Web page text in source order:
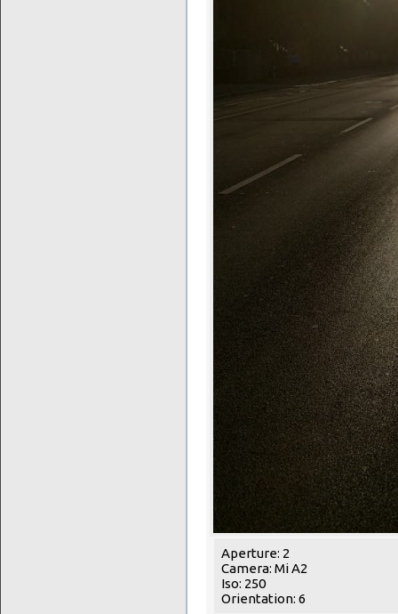
Aperture: 2
Camera: Mi A2
Iso: 250
Orientation: 6